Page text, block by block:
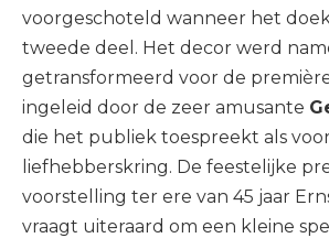
voorgeschoteld wanneer het
tweede deel. Het decor werd
getransformeerd voor de
ingeleid door de zeer amusante
die het publiek toespreekt als
liefhebberskring. De feestelijke
voorstelling ter ere van 45 jaar
vraagt uiteraard om een kleine